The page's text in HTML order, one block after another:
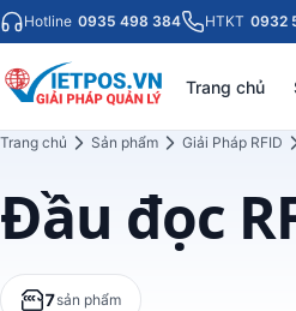
Hotline 0935 498 384 HTKT 0932
Trang chủ
Trang chủ Sản phẩm Giải Pháp RFID
Đầu đọc
7sản phẩm